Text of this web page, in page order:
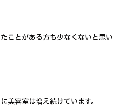
とがある方も少なくないと思い
美容室は増え続けています。